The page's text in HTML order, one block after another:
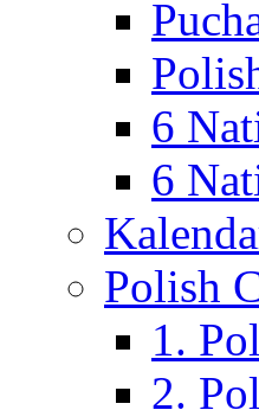
6
6
Polish
1.
2.